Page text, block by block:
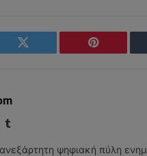
Twitter Pinterest
Tumblr
ανεξάρτητη ψηφιακή πύλη